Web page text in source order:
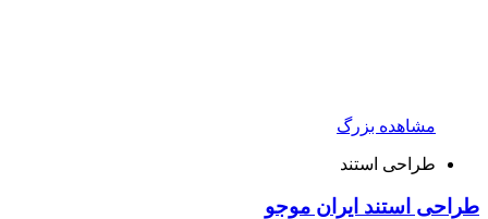
مشاهده بزرگ
طراحی استند
طراحی استند ایران موجو